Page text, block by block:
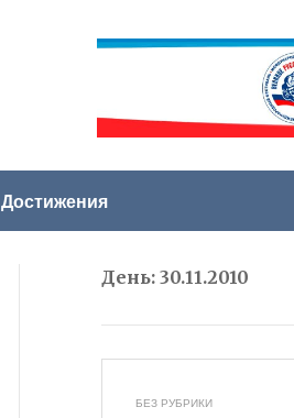
Достижения
День:30.11.2010
БЕЗ РУБРИКИ